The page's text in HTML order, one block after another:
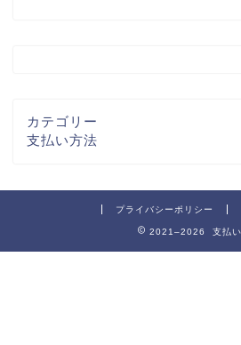
カテゴリー
支払い方法
プライバシーポリシー
2021–2026 支払い